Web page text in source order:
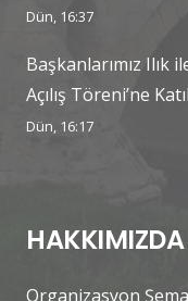
Dün, 16:37
Başkanlarımız Ilık
Açılış Töreni’ne
Dün, 16:17
HAKKIMIZDA
Organizasyon